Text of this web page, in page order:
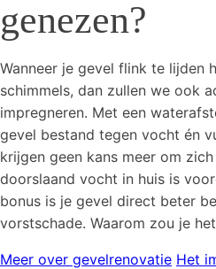
genezen?
Wanneer je gevel flink te lijden
schimmels, dan zullen we ook
impregneren. Met een
gevel bestand tegen vocht én
krijgen geen kans meer om
doorslaand vocht in huis is
bonus is je gevel direct beter
vorstschade. Waarom zou je
Meer over gevelrenovatie Het